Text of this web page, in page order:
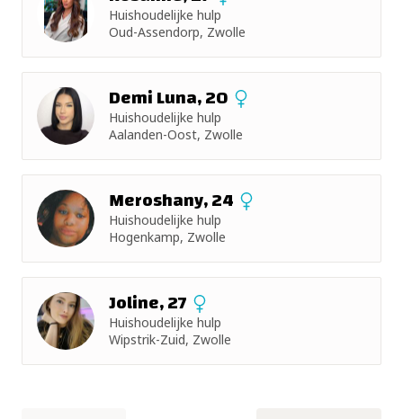
Huishoudelijke hulp
Oud-Assendorp, Zwolle
Demi Luna, 20
Huishoudelijke hulp
Aalanden-Oost, Zwolle
Meroshany, 24
Huishoudelijke hulp
Hogenkamp, Zwolle
Joline, 27
Huishoudelijke hulp
Wipstrik-Zuid, Zwolle